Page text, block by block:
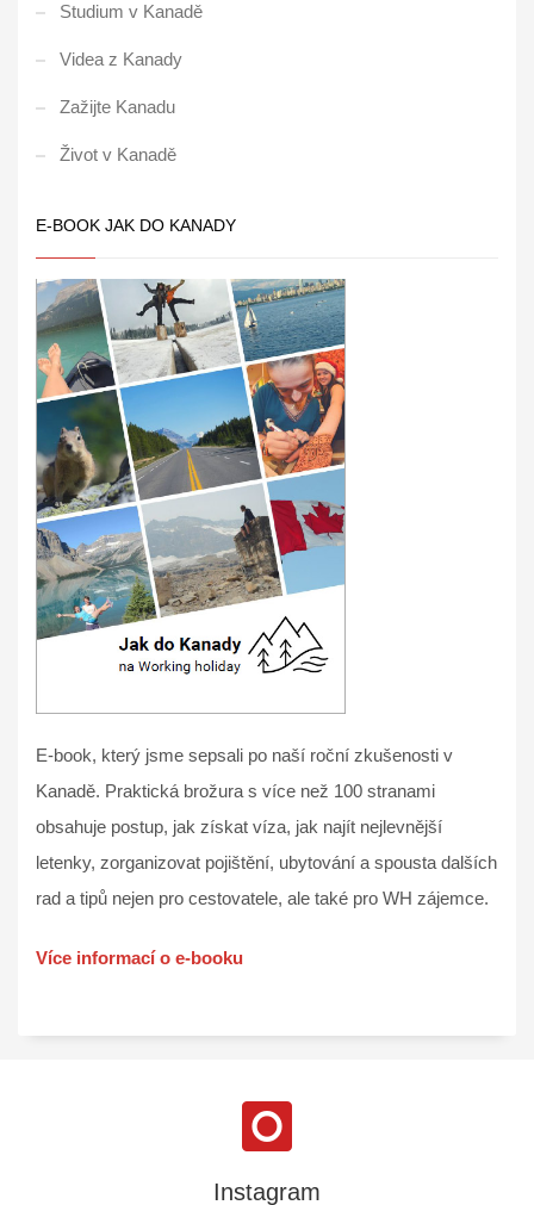
Studium v Kanadě
Videa z Kanady
Zažijte Kanadu
Život v Kanadě
E-BOOK JAK DO KANADY
E-book, který jsme sepsali po naší roční zkušenosti v
Kanadě. Praktická brožura s více než 100 stranami
obsahuje postup, jak získat víza, jak najít nejlevnější
letenky, zorganizovat pojištění, ubytování a spousta dalších
rad a tipů nejen pro cestovatele, ale také pro WH zájemce.
Více informací o e-booku
Instagram